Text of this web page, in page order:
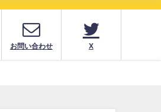
お問い合わせ X